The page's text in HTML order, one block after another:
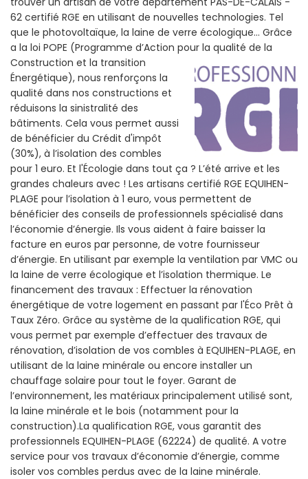
62 certifié RGE en utilisant de nouvelles technologies. Tel
que le photovoltaïque, la laine de verre écologique... Grâce
a la loi POPE (Programme d’Action pour la qualité de la
Construction et la transition
Énergétique), nous renforçons la
qualité dans nos constructions et
réduisons la sinistralité des
bâtiments. Cela vous permet aussi
de bénéficier du Crédit d'impôt
(30%), à l’isolation des combles
pour 1 euro. Et l'Écologie dans tout ça ? L’été arrive et les
grandes chaleurs avec ! Les artisans certifié RGE EQUIHEN-
PLAGE pour l’isolation à 1 euro, vous permettent de
bénéficier des conseils de professionnels spécialisé dans
l’économie d’énergie. Ils vous aident à faire baisser la
facture en euros par personne, de votre fournisseur
d’énergie. En utilisant par exemple la ventilation par VMC ou
la laine de verre écologique et l’isolation thermique. Le
financement des travaux : Effectuer la rénovation
énergétique de votre logement en passant par l'Éco Prêt à
Taux Zéro. Grâce au système de la qualification RGE, qui
vous permet par exemple d’effectuer des travaux de
rénovation, d’isolation de vos combles à EQUIHEN-PLAGE, en
utilisant de la laine minérale ou encore installer un
chauffage solaire pour tout le foyer. Garant de
l’environnement, les matériaux principalement utilisé sont,
la laine minérale et le bois (notamment pour la
construction).La qualification RGE, vous garantit des
professionnels EQUIHEN-PLAGE (62224) de qualité. A votre
service pour vos travaux d’économie d’énergie, comme
isoler vos combles perdus avec de la laine minérale.